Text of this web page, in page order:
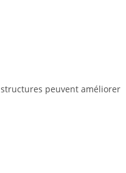
peuvent améliorer